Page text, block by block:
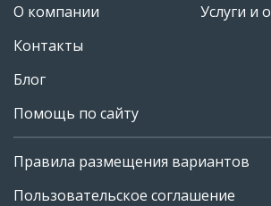
+7 903 901 6655
О компании
Контакты
Блог
Помощь по сайту
Услуги и
Правила размещения вариантов
Пользовательское соглашение